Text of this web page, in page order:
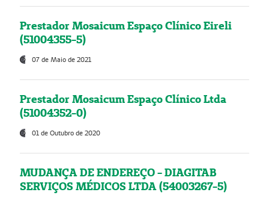
Prestador Mosaicum Espaço Clínico Eireli
(51004355-5)
07 de Maio de 2021
Prestador Mosaicum Espaço Clínico Ltda
(51004352-0)
01 de Outubro de 2020
MUDANÇA DE ENDEREÇO - DIAGITAB
SERVIÇOS MÉDICOS LTDA (54003267-5)